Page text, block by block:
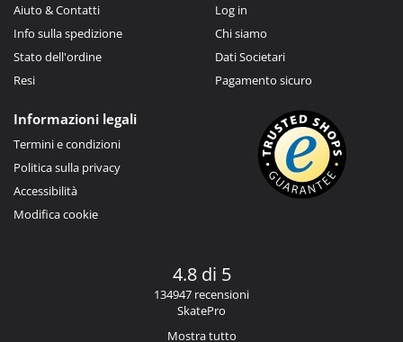
Aiuto & Contatti
Info sulla spedizione
Stato dell'ordine
Resi
Log in
Chi siamo
Dati Societari
Pagamento sicuro
Informazioni legali
Termini e condizioni
Politica sulla privacy
Accessibilità
Modifica cookie
4.8 di 5
134947 recensioni
SkatePro
Mostra tutto